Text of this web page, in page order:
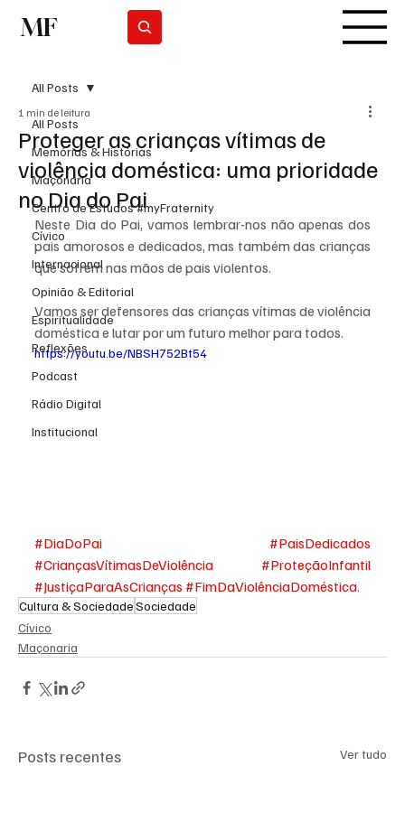
MF
All Posts
Memórias & Histórias
Maçonaria
Centro de Estudos #myFraternity
Cívico
Internacional
Opinião & Editorial
Espiritualidade
Reflexões
Podcast
Rádio Digital
Institucional
All Posts
Proteger as crianças vítimas de
violência doméstica: uma prioridade
no Dia do Pai
1 min de leitura
Neste Dia do Pai, vamos lembrar-nos não apenas dos
pais amorosos e dedicados, mas também das crianças
que sofrem nas mãos de pais violentos.
Vamos ser defensores das crianças vítimas de violência
doméstica e lutar por um futuro melhor para todos.
https://youtu.be/NBSH752Bt54
#DiaDoPai
#PaisDedicados
#CriançasVítimasDeViolência
#ProteçãoInfantil
#JustiçaParaAsCrianças #FimDaViolênciaDoméstica.
Cultura & SociedadeSociedade
Cívico
Maçonaria
Posts recentes Ver tudo